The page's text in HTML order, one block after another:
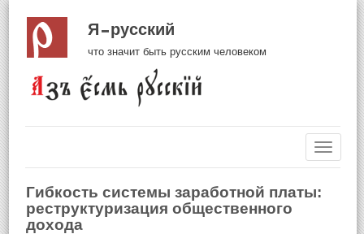
Я русский
что значит быть русским человеком
Гибкость системы заработной платы:
реструктуризация общественного
дохода